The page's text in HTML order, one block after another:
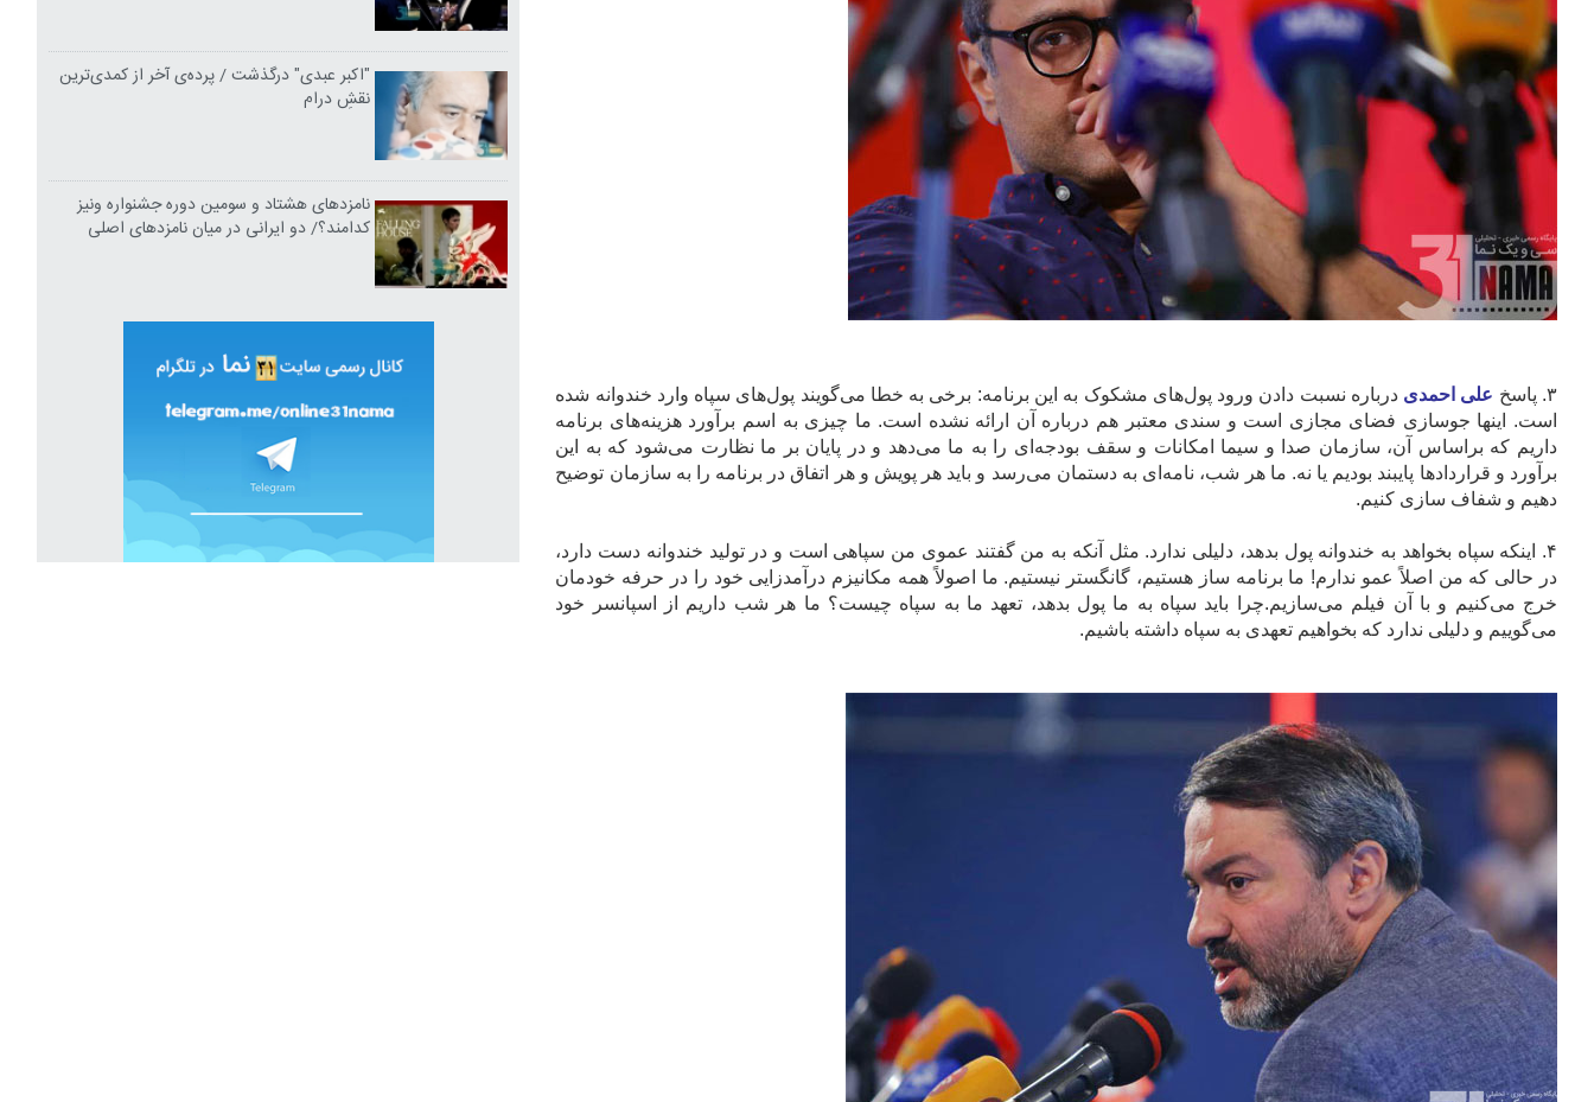
۳. پاسخ علی احمدی درباره نسبت دادن ورود پول‌های مشکوک به این برنامه: برخی به خطا می‌گویند پول‌های سپاه وارد خندوانه شده
است. اینها جوسازی فضای مجازی است و سندی معتبر هم درباره آن ارائه نشده است. ما چیزی به اسم برآورد هزینه‌های برنامه
داریم که براساس آن، سازمان صدا و سیما امکانات و سقف بودجه‌ای را به ما می‌دهد و در پایان بر ما نظارت می‌شود که به این
برآورد و قراردادها پایبند بودیم یا نه. ما هر شب، نامه‌ای به دستمان می‌رسد و باید هر پویش و هر اتفاق در برنامه را به سازمان توضیح
دهیم و شفاف سازی کنیم.
۴. اینکه سپاه بخواهد به خندوانه پول بدهد، دلیلی ندارد. مثل آنکه به من گفتند عموی من سپاهی است و در تولید خندوانه دست دارد،
در حالی که من اصلاً عمو ندارم! ما برنامه ساز هستیم، گانگستر نیستیم. ما اصولاً همه مکانیزم درآمدزایی خود را در حرفه خودمان
خرج می‌کنیم و با آن فیلم می‌سازیم.چرا باید سپاه به ما پول بدهد، تعهد ما به سپاه چیست؟ ما هر شب داریم از اسپانسر خود
می‌گوییم و دلیلی ندارد که بخواهیم تعهدی به سپاه داشته باشیم.
"اکبر عبدی" درگذشت / پرده‌ی آخر از کمدی‌ترین
نقشِ درام
نامزدهای هشتاد و سومین دوره جشنواره ونیز
کدامند؟/ دو ایرانی در میان نامزدهای اصلی